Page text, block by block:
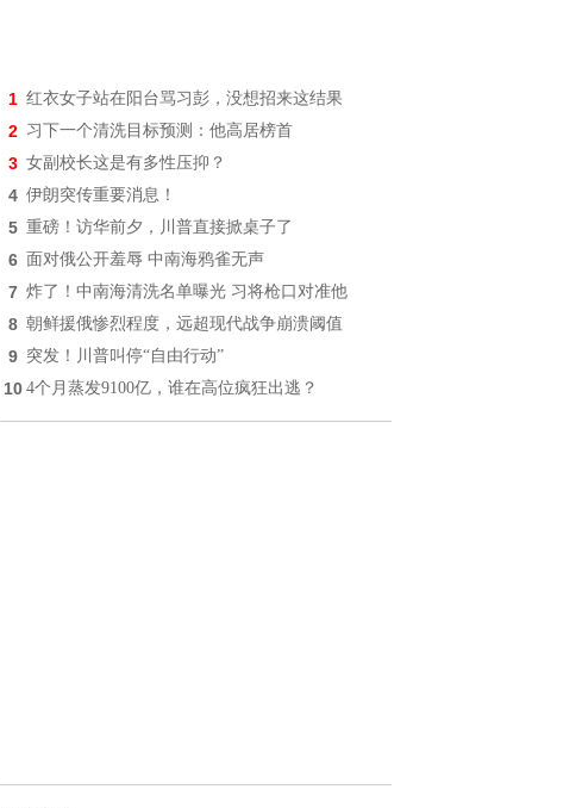
1 红衣女子站在阳台骂习彭，没想招来这结果
2 习下一个清洗目标预测：他高居榜首
3 女副校长这是有多性压抑？
4 伊朗突传重要消息！
5 重磅！访华前夕，川普直接掀桌子了
6 面对俄公开羞辱 中南海鸦雀无声
7 炸了！中南海清洗名单曝光 习将枪口对准他
8 朝鲜援俄惨烈程度，远超现代战争崩溃阈值
9 突发！川普叫停“自由行动”
10 4个月蒸发9100亿，谁在高位疯狂出逃？